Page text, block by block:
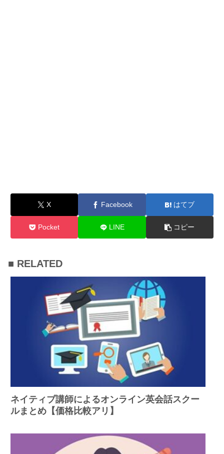
X Facebook はてブ
Pocket LINE コピー
■ RELATED
ネイティブ講師によるオンライン英会話スクー
ルまとめ【価格比較アリ】